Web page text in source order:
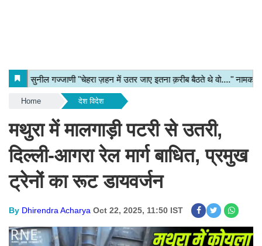
Home देश विदेश
मथुरा में मालगाड़ी पटरी से उतरी,
दिल्ली-आगरा रेल मार्ग बाधित, प्रमुख
ट्रेनों का रूट डायवर्जन
By Dhirendra Acharya Oct 22, 2025, 11:50 IST